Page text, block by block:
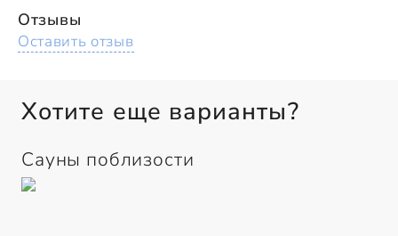
Отзывы
Оставить отзыв
Хотите еще варианты?
Сауны поблизости